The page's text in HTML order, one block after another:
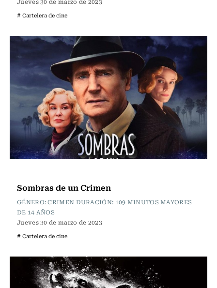
# Cartelera de cine
Sombras de un Crimen
GÉNERO: CRIMEN DURACIÓN: 109 MINUTOS MAYORES
DE 14 AÑOS
Jueves 30 de marzo de 2023
# Cartelera de cine